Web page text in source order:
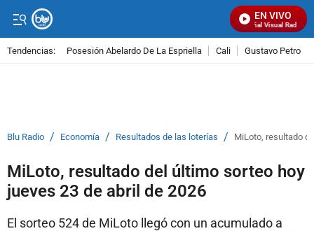
EN VIVO
Señal Visual Radio
Tendencias: Posesión Abelardo De La Espriella Cali Gustavo Petro
Blu Radio / Economía / Resultados de las loterías / MiLoto, resultado
MiLoto, resultado del último sorteo hoy
jueves 23 de abril de 2026
El sorteo 524 de MiLoto llegó con un acumulado a